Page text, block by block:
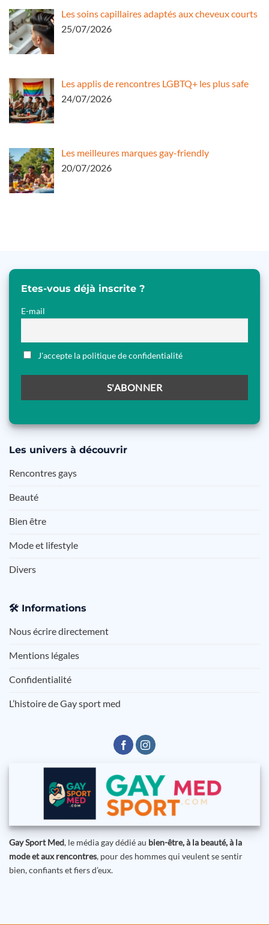
Les soins capillaires adaptés aux cheveux courts
25/07/2026
Les applis de rencontres LGBTQ+ les plus safe
24/07/2026
Les meilleures marques gay-friendly
20/07/2026
Etes-vous déjà inscrite ?
E-mail
J'accepte la politique de confidentialité
Les univers à découvrir
Rencontres gays
Beauté
Bien être
Mode et lifestyle
Divers
🛠️ Informations
Nous écrire directement
Mentions légales
Confidentialité
L’histoire de Gay sport med
Gay Sport Med, le média gay dédié au bien-être, à la beauté, à la
mode et aux rencontres, pour des hommes qui veulent se sentir
bien, confiants et fiers d’eux.